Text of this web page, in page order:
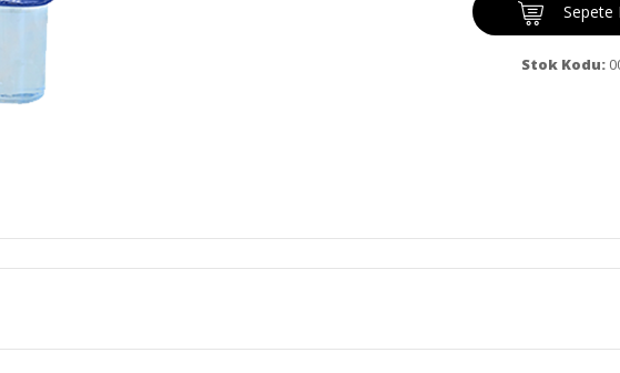
Sepete
Stok Kodu: